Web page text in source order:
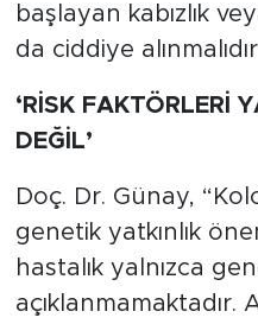
başlayan kabızlık
da ciddiye
‘RİSK FAKTÖRLERİ
DEĞİL’
Doç. Dr. Günay,
genetik yatkınlık
hastalık yalnızca
açıklanmamaktadır.